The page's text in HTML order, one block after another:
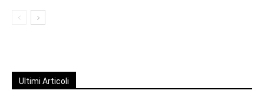
Ultimi Articoli